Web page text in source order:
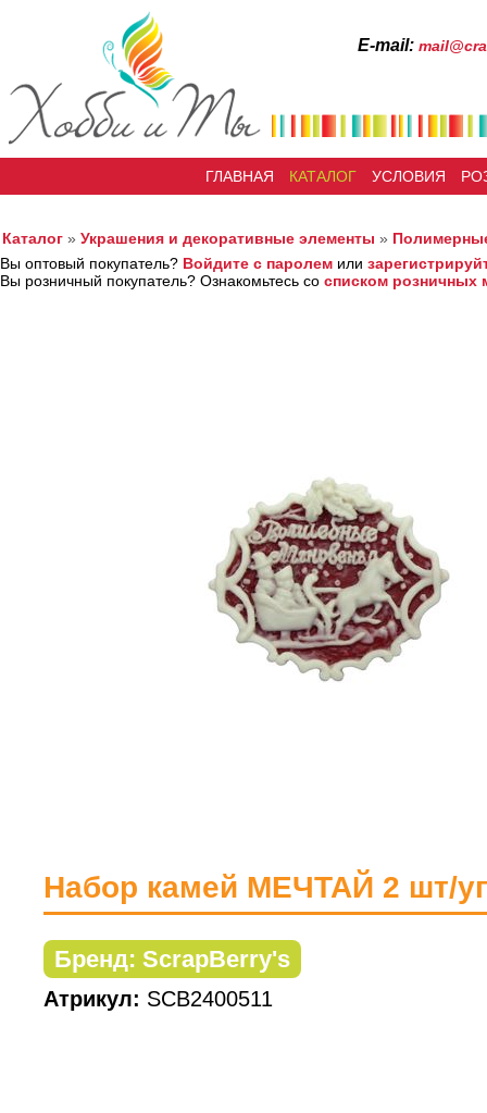
Е-mail:
ГЛАВНАЯ КАТАЛОГ УСЛОВИЯ
Каталог » Украшения и декоративные элементы »
Вы оптовый покупатель? Войдите с паролем или
Вы розничный покупатель? Ознакомьтесь со списком розничных
Набор камей МЕЧТАЙ 2 шт/
Бренд: ScrapBerry's
Атрикул: SCB2400511